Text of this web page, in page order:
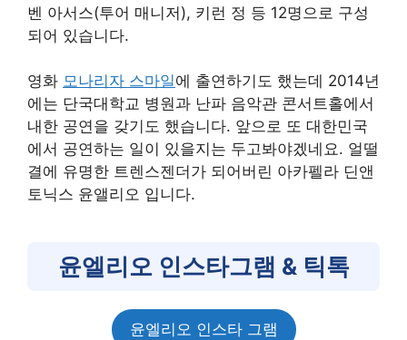
벤 아서스(투어 매니저), 키런 정 등 12명으로 구성
되어 있습니다.
영화 모나리자 스마일에 출연하기도 했는데 2014년
에는 단국대학교 병원과 난파 음악관 콘서트홀에서
내한 공연을 갖기도 했습니다. 앞으로 또 대한민국
에서 공연하는 일이 있을지는 두고봐야겠네요. 얼떨
결에 유명한 트렌스젠더가 되어버린 아카펠라 딘앤
토닉스 윤앨리오 입니다.
윤엘리오 인스타그램 & 틱톡
윤엘리오 인스타 그램